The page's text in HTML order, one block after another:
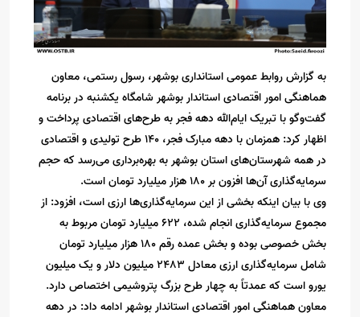
به گزارش روابط عمومی استانداری بوشهر، رسول رستمی، معاون
هماهنگی امور اقتصادی استاندار بوشهر شامگاه یکشنبه در برنامه
گفت‌وگو با تبریک ایام‌الله دهه فجر به طرح‌های اقتصادی پرداخت و
اظهار کرد: همزمان با دهه مبارک فجر، 140 طرح تولیدی و اقتصادی
در همه شهرستان‌های استان بوشهر به بهره‌برداری می‌رسد که حجم
سرمایه‌گذاری آن‌ها افزون بر 180 هزار میلیارد تومان است.
وی با بیان اینکه بخشی از این سرمایه‌گذاری‌ها ارزی است، افزود: از
مجموع سرمایه‌گذاری انجام شده، 622 میلیارد تومان مربوط به
بخش خصوصی بوده و بخش عمده رقم 180 هزار میلیارد تومان
شامل سرمایه‌گذاری ارزی معادل 2483 میلیون دلار و یک میلیون
یورو است که عمدتاً به چهار طرح بزرگ پتروشیمی اختصاص دارد.
معاون هماهنگی امور اقتصادی استاندار بوشهر ادامه داد: در دهه